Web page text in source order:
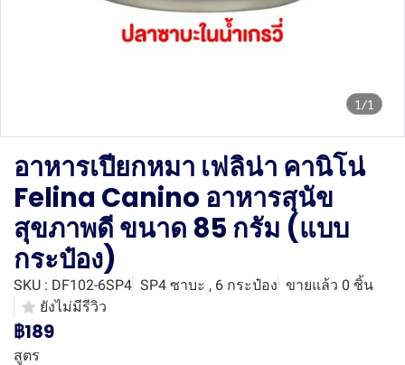
1/1
อาหารเปียกหมา เฟลิน่า คานิโน่
Felina Canino อาหารสุนัข
สุขภาพดี ขนาด 85 กรัม (แบบ
กระป๋อง)
SKU : DF102-6SP4 SP4 ซาบะ , 6 กระป๋อง ขายแล้ว 0 ชิ้น
ยังไม่มีรีวิว
฿189
สูตร